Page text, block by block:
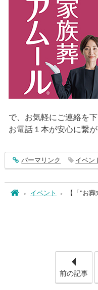
で、お気軽にご連絡を下
お電話１本が安心に繋が
entry4973
パーマリンク イベン
ホームイベント 【「"お
前の記事